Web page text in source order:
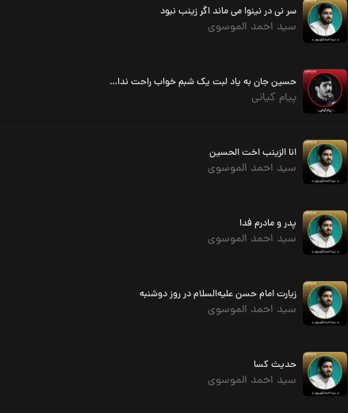
سر نی در نینوا می ماند اگر زینب نبود
سید احمد الموسوی
حسین جان به یاد لبت یک شبم خواب راحت نداشتم
پیام کیانی
انا الزینب اخت الحسین
سید احمد الموسوی
پدر و مادرم فدا
سید احمد الموسوی
زیارت امام حسن علیه‌السلام در روز دوشنبه
سید احمد الموسوی
حدیث کسا
سید احمد الموسوی